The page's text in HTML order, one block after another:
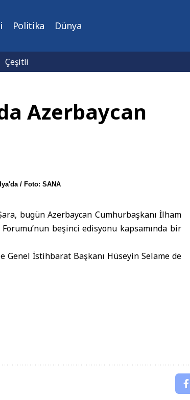
Politika Dünya
Çeşitli
Azerbaycan
/ Foto: SANA
bugün Azerbaycan Cumhurbaşkanı İlham
’nun beşinci edisyonu kapsamında bir
Genel İstihbarat Başkanı Hüseyin Selame de